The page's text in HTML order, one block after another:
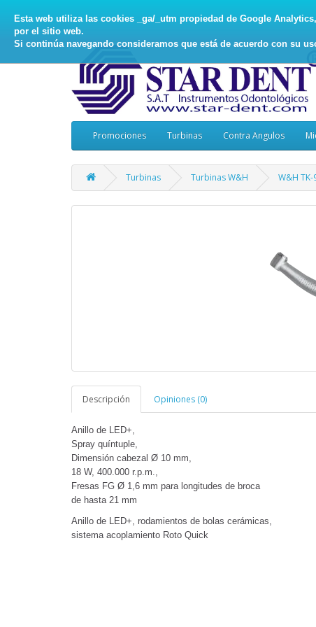
Esta web utiliza las cookies _ga/_utm propiedad de Google
por el sitio web.
Si continúa navegando consideramos que está de acuerdo con su
Promociones Turbinas Contra Angulos
Turbinas Turbinas W&H W&H TK-
Descripción Opiniones (0)
Anillo de LED+,
Spray quíntuple,
Dimensión cabezal Ø 10 mm,
18 W, 400.000 r.p.m.,
Fresas FG Ø 1,6 mm para longitudes de broca
de hasta 21 mm
Anillo de LED+, rodamientos de bolas cerámicas,
sistema acoplamiento Roto Quick